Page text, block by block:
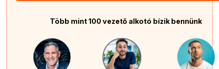
Több mint 100 vezető alkotó bízik bennünk